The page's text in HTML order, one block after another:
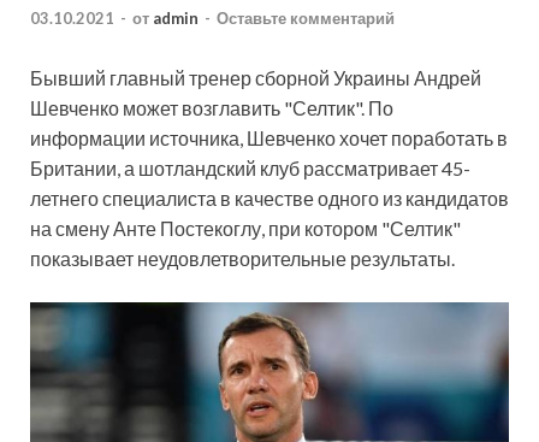
03.10.2021 - от admin - Оставьте комментарий
Бывший главный тренер сборной Украины Андрей
Шевченко может возглавить "Селтик". По
информации источника, Шевченко хочет поработать в
Британии, а шотландский клуб рассматривает 45-
летнего специалиста в качестве одного из кандидатов
на смену Анте Постекоглу, при котором "Селтик"
показывает неудовлетворительные результаты.